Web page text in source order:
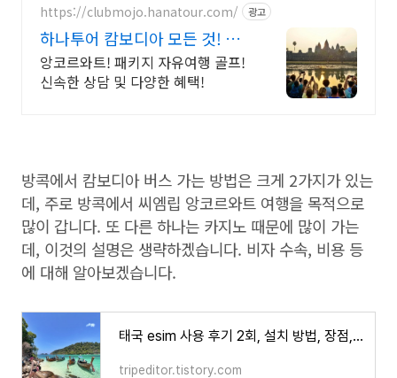
https://clubmojo.hanatour.com/ 광고
하나투어 캄보디아 모든 것! 하
나투어 공식예약 인증센터
앙코르와트! 패키지 자유여행 골프!
신속한 상담 및 다양한 혜택!
방콕에서 캄보디아 버스 가는 방법은 크게 2가지가 있는
데, 주로 방콕에서 씨엠립 앙코르와트 여행을 목적으로
많이 갑니다. 또 다른 하나는 카지노 때문에 많이 가는
데, 이것의 설명은 생략하겠습니다. 비자 수속, 비용 등
에 대해 알아보겠습니다.
태국 esim 사용 후기 2회, 설치 방법, 장점, 단점, 가격 정보
tripeditor.tistory.com